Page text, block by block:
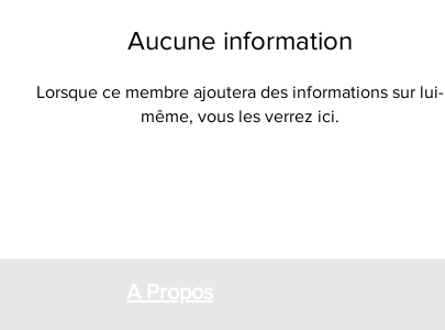
Aucune information
Lorsque ce membre ajoutera des informations sur lui-
même, vous les verrez ici.
A Propos